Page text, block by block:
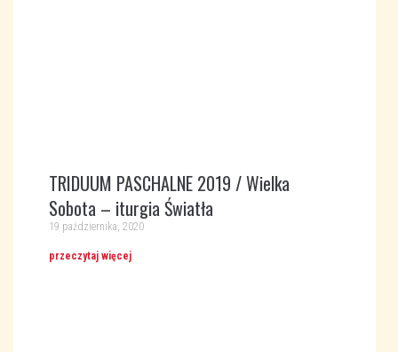
TRIDUUM PASCHALNE 2019 / Wielka
Sobota – iturgia Światła
19 października, 2020
przeczytaj więcej